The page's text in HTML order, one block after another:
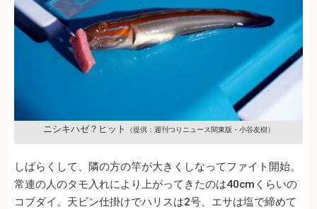
ニシキハゼ？ヒット （提供：週刊つりニュース関東版・小谷友樹）
しばらくして、隣の方の竿が大きくしなってファイト開始。
常連の人のタモ入れにより上がってきたのは40cmくらいの
コブダイ。天ビン仕掛けでハリスは2号、エサは塩で締めて